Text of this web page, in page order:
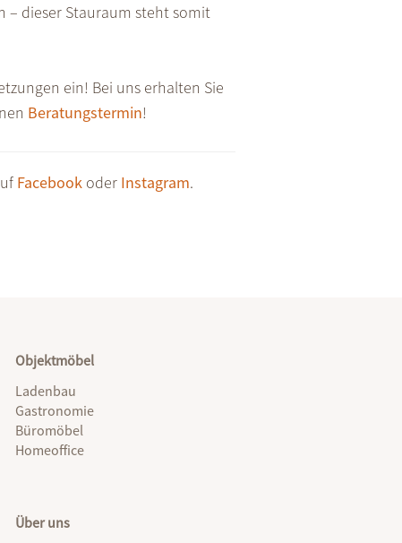
– dieser Stauraum steht somit
ein! Bei uns erhalten Sie
Beratungstermin!
Facebook oder Instagram.
Objektmöbel
Ladenbau
Gastronomie
Büromöbel
Homeoffice
Über uns